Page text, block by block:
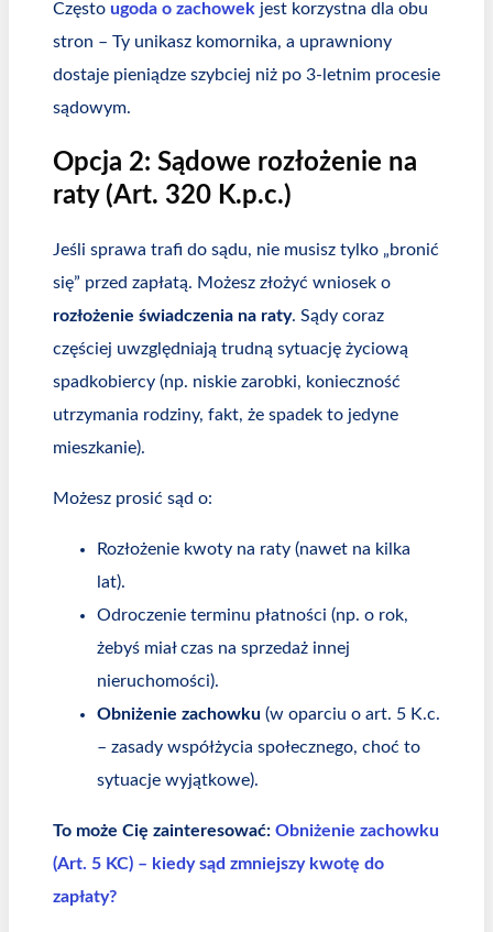
Często ugoda o zachowek jest korzystna dla obu
stron – Ty unikasz komornika, a uprawniony
dostaje pieniądze szybciej niż po 3-letnim procesie
sądowym.
Opcja 2: Sądowe rozłożenie na
raty (Art. 320 K.p.c.)
Jeśli sprawa trafi do sądu, nie musisz tylko „bronić
się” przed zapłatą. Możesz złożyć wniosek o
rozłożenie świadczenia na raty. Sądy coraz
częściej uwzględniają trudną sytuację życiową
spadkobiercy (np. niskie zarobki, konieczność
utrzymania rodziny, fakt, że spadek to jedyne
mieszkanie).
Możesz prosić sąd o:
Rozłożenie kwoty na raty (nawet na kilka
lat).
Odroczenie terminu płatności (np. o rok,
żebyś miał czas na sprzedaż innej
nieruchomości).
Obniżenie zachowku (w oparciu o art. 5 K.c.
– zasady współżycia społecznego, choć to
sytuacje wyjątkowe).
To może Cię zainteresować: Obniżenie zachowku
(Art. 5 KC) – kiedy sąd zmniejszy kwotę do
zapłaty?